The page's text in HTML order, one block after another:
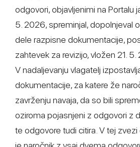
odgovori, objavljenimi na Portalu
5. 2026, spreminjal, dopolnjeval
dele razpisne dokumentacije,
zahtevek za revizijo, vložen 21.
V nadaljevanju vlagatelj
dokumentacije, za katere že
zavrženju navaja, da so bili
oziroma pojasnjeni z odgovori z
te odgovore tudi citira. V tej zvezi